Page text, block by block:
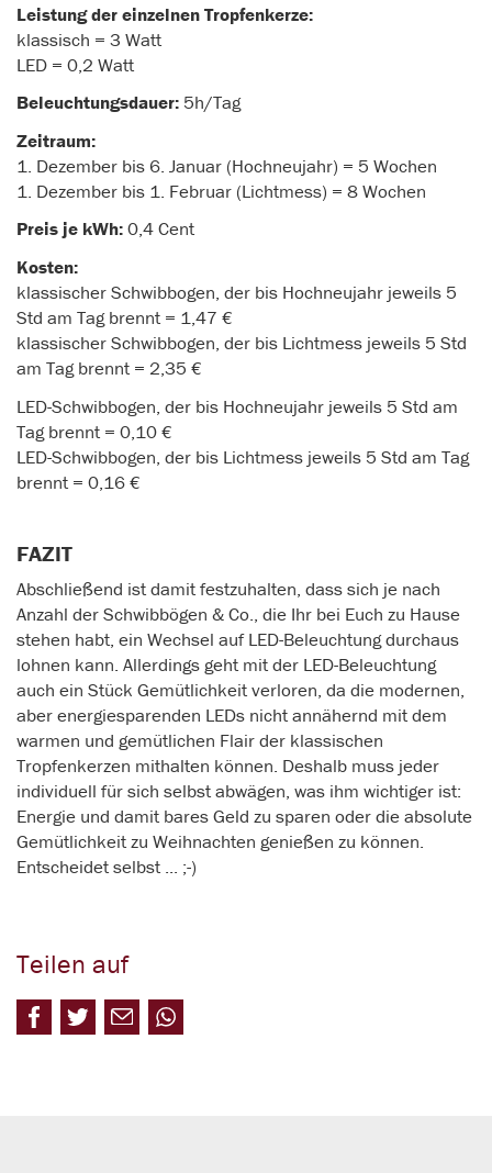
Leistung der einzelnen Tropfenkerze:
klassisch = 3 Watt
LED = 0,2 Watt
Beleuchtungsdauer: 5h/Tag
Zeitraum:
1. Dezember bis 6. Januar (Hochneujahr) = 5 Wochen
1. Dezember bis 1. Februar (Lichtmess) = 8 Wochen
Preis je kWh:0,4 Cent
Kosten:
klassischer Schwibbogen, der bis Hochneujahr jeweils 5
Std am Tag brennt = 1,47 €
klassischer Schwibbogen, der bis Lichtmess jeweils 5 Std
am Tag brennt = 2,35 €
LED-Schwibbogen, der bis Hochneujahr jeweils 5 Std am
Tag brennt = 0,10 €
LED-Schwibbogen, der bis Lichtmess jeweils 5 Std am Tag
brennt = 0,16 €
FAZIT
Abschließend ist damit festzuhalten, dass sich je nach
Anzahl der Schwibbögen & Co., die Ihr bei Euch zu Hause
stehen habt, ein Wechsel auf LED-Beleuchtung durchaus
lohnen kann. Allerdings geht mit der LED-Beleuchtung
auch ein Stück Gemütlichkeit verloren, da die modernen,
aber energiesparenden LEDs nicht annähernd mit dem
warmen und gemütlichen Flair der klassischen
Tropfenkerzen mithalten können. Deshalb muss jeder
individuell für sich selbst abwägen, was ihm wichtiger ist:
Energie und damit bares Geld zu sparen oder die absolute
Gemütlichkeit zu Weihnachten genießen zu können.
Entscheidet selbst ... ;-)
Teilen auf